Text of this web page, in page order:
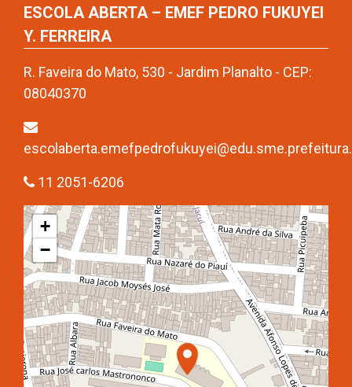
ESCOLA ABERTA – EMEF PEDRO FUKUYEI
Y. FERREIRA
R. Faveira do Mato, 530 - Jardim Planalto - CEP:
08040370
11 2051-6206
+
−